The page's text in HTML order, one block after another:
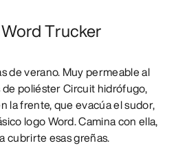
Trucker
de verano. Muy permeable al
poliéster Circuit hidrófugo,
la frente, que evacúa el sudor,
logo Word. Camina con ella,
cubrirte esas greñas.